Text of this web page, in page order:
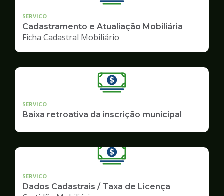
SERVICO
Cadastramento e Atualiação Mobiliária
Ficha Cadastral Mobiliário
SERVICO
Baixa retroativa da inscrição municipal
SERVICO
Dados Cadastrais / Taxa de Licença